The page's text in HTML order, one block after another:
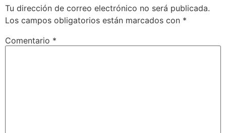
Tu dirección de correo electrónico no será publicada.
Los campos obligatorios están marcados con *
Comentario *